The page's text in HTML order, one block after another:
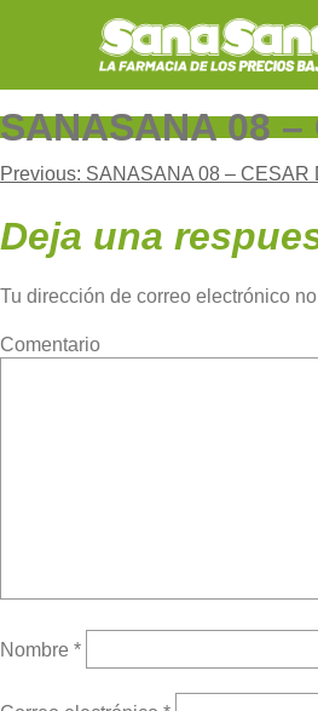
SANASANA 08 –
de
entradas
Previous: SANASANA 08 – CESAR
Deja una
Tu dirección de correo electrónico
Nombre *